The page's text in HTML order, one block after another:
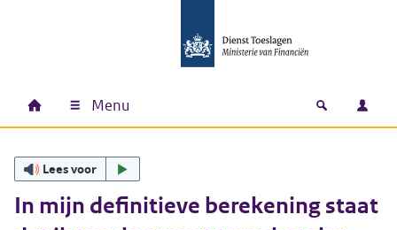
Hoofdnavigatie
Home Menu Open
Lees voor
In mijn definitieve berekening staat